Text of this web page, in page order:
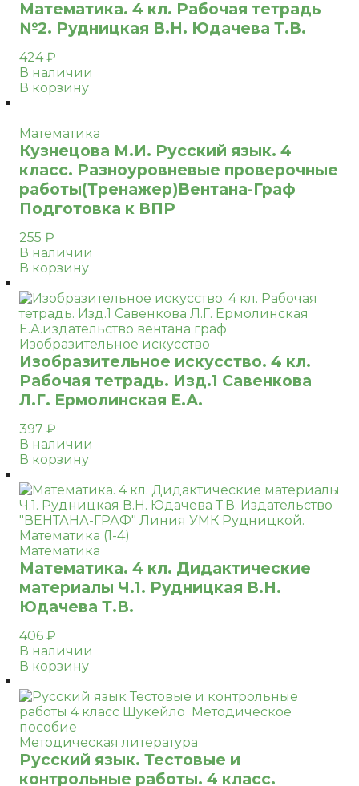
Математика. 4 кл. Рабочая тетрадь
№2. Рудницкая В.Н. Юдачева Т.В.
424₽
В наличии
В корзину
Математика
Кузнецова М.И. Русский язык. 4
класс. Разноуровневые проверочные
работы(Тренажер)Вентана-Граф
Подготовка к ВПР
255 ₽
В наличии
В корзину
Изобразительное искусство
Изобразительное искусство. 4 кл.
Рабочая тетрадь. Изд.1 Савенкова
Л.Г. Ермолинская Е.А.
397 ₽
В наличии
В корзину
Математика
Математика. 4 кл. Дидактические
материалы Ч.1. Рудницкая В.Н.
Юдачева Т.В.
406 ₽
В наличии
В корзину
Методическая литература
Русский язык. Тестовые и
контрольные работы. 4 класс.